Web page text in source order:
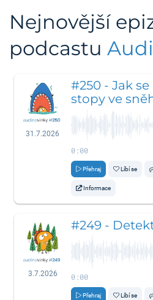
Nejnovější
podcastu
31.7.2026
#250 - Jak
stopy ve
0:00
Přehraj Líbí se
Informace
3.7.2026
#249 -
0:00
Přehraj Líbí se